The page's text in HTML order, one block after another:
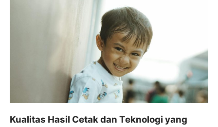
Kualitas Hasil Cetak dan Teknologi yang